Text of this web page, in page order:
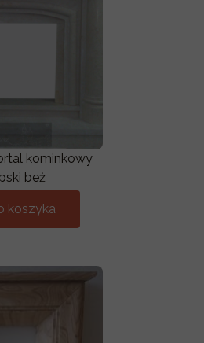
koszyka
kominkowy
beż